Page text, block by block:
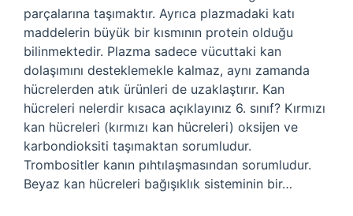
parçalarına taşımaktır. Ayrıca plazmadaki katı
maddelerin büyük bir kısmının protein olduğu
bilinmektedir. Plazma sadece vücuttaki kan
dolaşımını desteklemekle kalmaz, aynı zamanda
hücrelerden atık ürünleri de uzaklaştırır. Kan
hücreleri nelerdir kısaca açıklayınız 6. sınıf? Kırmızı
kan hücreleri (kırmızı kan hücreleri) oksijen ve
karbondioksiti taşımaktan sorumludur.
Trombositler kanın pıhtılaşmasından sorumludur.
Beyaz kan hücreleri bağışıklık sisteminin bir…